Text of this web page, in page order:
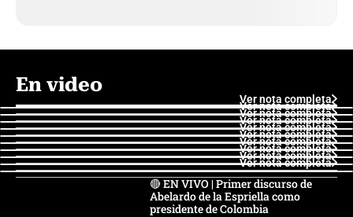
En video
Ver nota completa
Ver nota completa
Ver nota completa
Ver nota completa
Ver nota completa
Ver nota completa
Ver nota completa
Ver nota completa
Ver nota completa
Ver nota completa
🔴 EN VIVO | Primer discurso de
Abelardo de la Espriella como
presidente de Colombia